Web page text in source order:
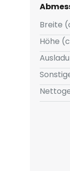
Breite
Höhe